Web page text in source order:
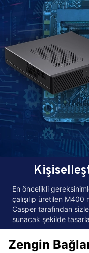
En öncelikli
çalışılıp üretilen M400
Casper tarafından
sunacak şekilde
Zengin